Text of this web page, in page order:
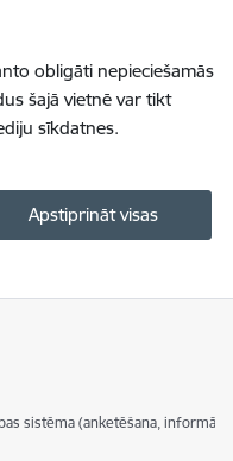
obligāti nepieciešamās
šajā vietnē var tikt
sīkdatnes.
Apstiprināt visas
sistēma (anketēšana,